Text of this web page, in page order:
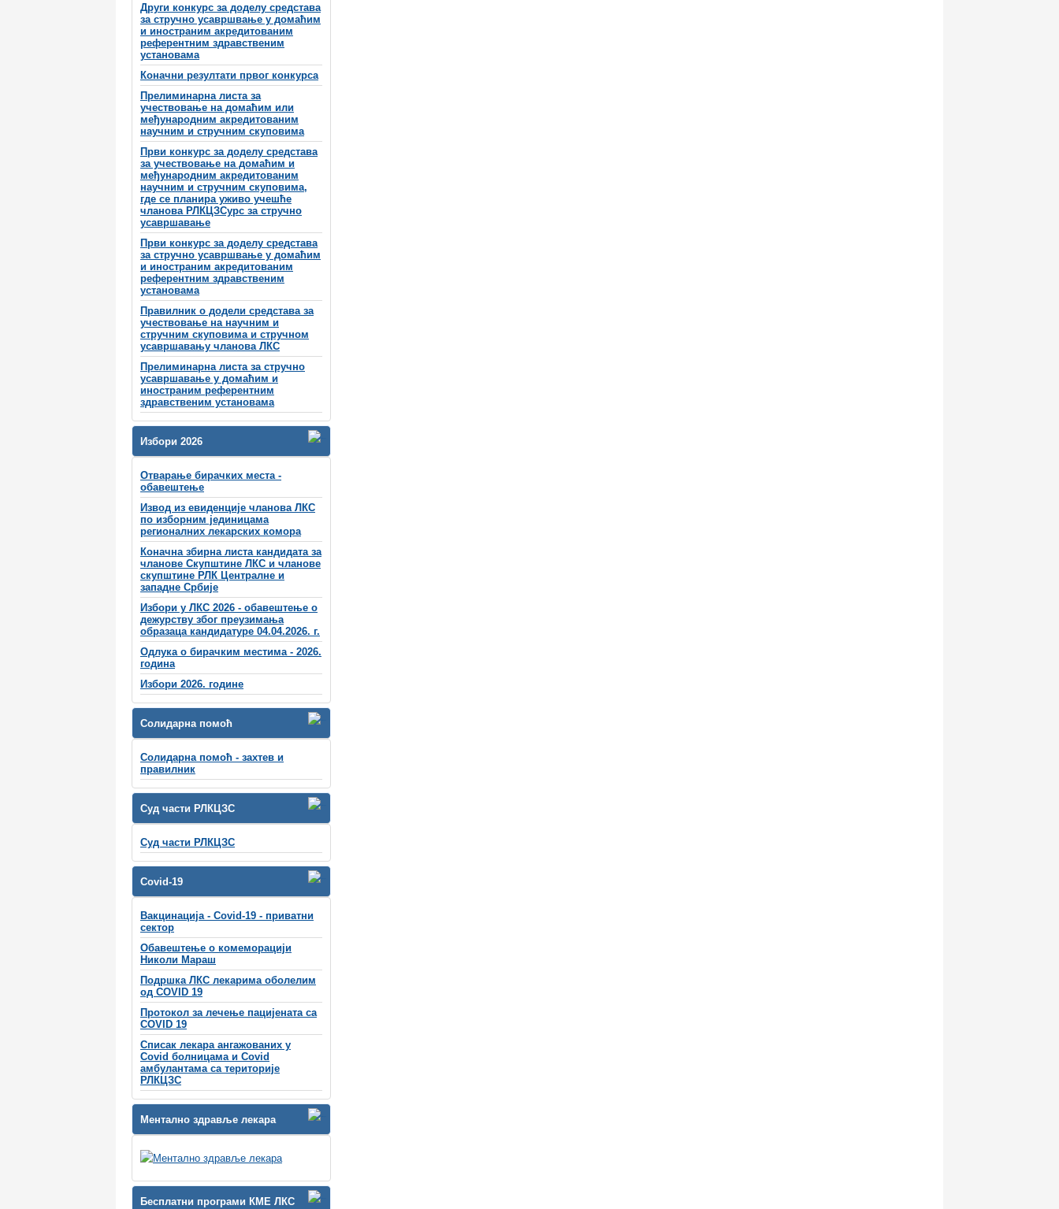
Други конкурс за доделу средстава
за стручно усавршвање у домаћим
и иностраним акредитованим
референтним здравственим
установама
Коначни резултати првог конкурса
Прелиминарна листа за
учествовање на домаћим или
међународним акредитованим
научним и стручним скуповима
Први конкурс за доделу средстава
за учествовање на домаћим и
међународним акредитованим
научним и стручним скуповима,
где се планира уживо учешће
чланова РЛКЦЗСурс за стручно
усавршавање
Први конкурс за доделу средстава
за стручно усавршвање у домаћим
и иностраним акредитованим
референтним здравственим
установама
Правилник о додели средстава за
учествовање на научним и
стручним скуповима и стручном
усавршавању чланова ЛКС
Прелиминарна листа за стручно
усавршавање у домаћим и
иностраним референтним
здравственим установама
Избори 2026
Отварање бирачких места -
обавештење
Извод из евиденције чланова ЛКС
по изборним јединицама
регионалних лекарских комора
Коначна збирна листа кандидата за
чланове Скупштине ЛКС и чланове
скупштинe РЛК Централне и
западне Србије
Избори у ЛКС 2026 - обавештење о
дежурству због преузимања
образаца кандидатуре 04.04.2026. г.
Одлука о бирачким местима - 2026.
година
Избори 2026. године
Солидарна помоћ
Солидарна помоћ - захтев и
правилник
Суд части РЛКЦЗС
Суд части РЛКЦЗС
Covid-19
Вакцинација - Covid-19 - приватни
сектор
Обавештење о комеморацији
Николи Мараш
Подршка ЛКС лекарима оболелим
од COVID 19
Протокол за лечење пацијената са
COVID 19
Списак лекара ангажованих у
Covid болницама и Covid
амбулантама са територије
РЛКЦЗС
Ментално здравље лекара
Бесплатни програми КМЕ ЛКС